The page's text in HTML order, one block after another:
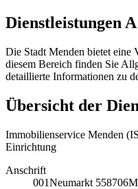
Dienstleistungen
Die Stadt Menden bietet eine
diesem Bereich finden Sie
detaillierte Informationen zu
Übersicht der
Immobilienservice Menden
Einrichtung
Anschrift
001Neumarkt 558706